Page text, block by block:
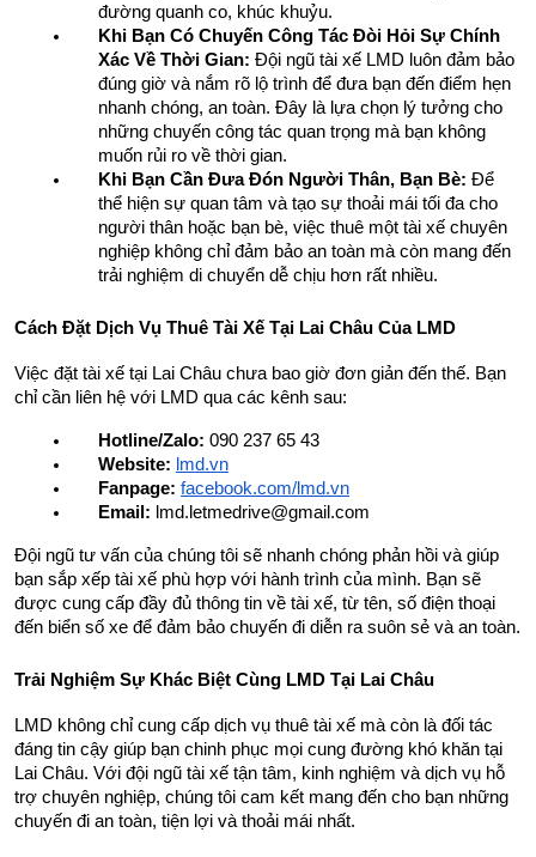
đường quanh co, khúc khuỷu.
Khi Bạn Có Chuyến Công Tác Đòi Hỏi Sự Chính
Xác Về Thời Gian: Đội ngũ tài xế LMD luôn đảm bảo
đúng giờ và nắm rõ lộ trình để đưa bạn đến điểm hẹn
nhanh chóng, an toàn. Đây là lựa chọn lý tưởng cho
những chuyến công tác quan trọng mà bạn không
muốn rủi ro về thời gian.
Khi Bạn Cần Đưa Đón Người Thân, Bạn Bè: Để
thể hiện sự quan tâm và tạo sự thoải mái tối đa cho
người thân hoặc bạn bè, việc thuê một tài xế chuyên
nghiệp không chỉ đảm bảo an toàn mà còn mang đến
trải nghiệm di chuyển dễ chịu hơn rất nhiều.
Cách Đặt Dịch Vụ Thuê Tài Xế Tại Lai Châu Của LMD
Việc đặt tài xế tại Lai Châu chưa bao giờ đơn giản đến thế. Bạn
chỉ cần liên hệ với LMD qua các kênh sau:
Hotline/Zalo: 090 237 65 43
Website: lmd.vn
Fanpage: facebook.com/lmd.vn
Email: lmd.letmedrive@gmail.com
Đội ngũ tư vấn của chúng tôi sẽ nhanh chóng phản hồi và giúp
bạn sắp xếp tài xế phù hợp với hành trình của mình. Bạn sẽ
được cung cấp đầy đủ thông tin về tài xế, từ tên, số điện thoại
đến biển số xe để đảm bảo chuyến đi diễn ra suôn sẻ và an toàn.
Trải Nghiệm Sự Khác Biệt Cùng LMD Tại Lai Châu
LMD không chỉ cung cấp dịch vụ thuê tài xế mà còn là đối tác
đáng tin cậy giúp bạn chinh phục mọi cung đường khó khăn tại
Lai Châu. Với đội ngũ tài xế tận tâm, kinh nghiệm và dịch vụ hỗ
trợ chuyên nghiệp, chúng tôi cam kết mang đến cho bạn những
chuyến đi an toàn, tiện lợi và thoải mái nhất.